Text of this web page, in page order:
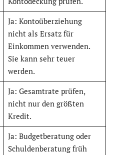
Ja: Kontoüberziehung
nicht als Ersatz für
Einkommen verwenden.
Sie kann sehr teuer
werden.
Ja: Gesamtrate prüfen,
nicht nur den größten
Kredit.
Ja: Budgetberatung oder
Schuldenberatung früh